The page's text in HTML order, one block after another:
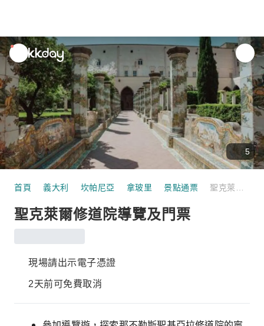
unread
notifications
5
首頁 義大利 坎帕尼亞 拿玻里 景點通票
聖克萊爾修道院導覽及門票
現場請出示電子憑證
2天前可免費取消